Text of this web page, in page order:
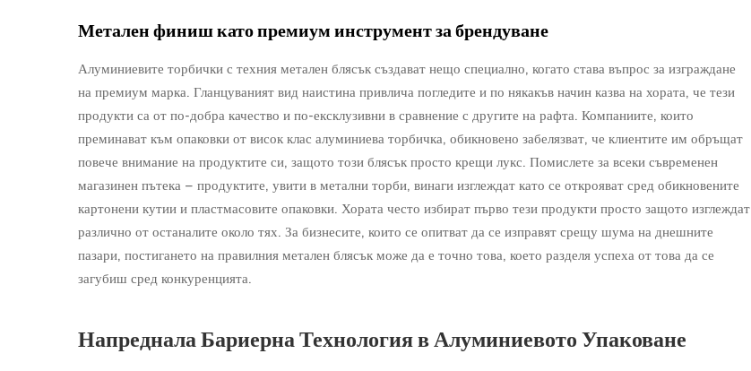
Метален финиш като премиум инструмент за брендуване
Алуминиевите торбички с техния метален блясък създават нещо специално, когато става въпрос за изграждане
на премиум марка. Гланцуваният вид наистина привлича погледите и по някакъв начин казва на хората, че тези
продукти са от по-добра качество и по-ексклузивни в сравнение с другите на рафта. Компаниите, които
преминават към опаковки от висок клас алуминиева торбичка, обикновено забелязват, че клиентите им обръщат
повече внимание на продуктите си, защото този блясък просто крещи лукс. Помислете за всеки съвременен
магазинен пътека – продуктите, увити в метални торби, винаги изглеждат като се открояват сред обикновените
картонени кутии и пластмасовите опаковки. Хората често избират първо тези продукти просто защото изглеждат
различно от останалите около тях. За бизнесите, които се опитват да се изправят срещу шума на днешните
пазари, постигането на правилния метален блясък може да е точно това, което разделя успеха от това да се
загубиш сред конкуренцията.
Напреднала Бариерна Технология в Алуминиевото Упаковане